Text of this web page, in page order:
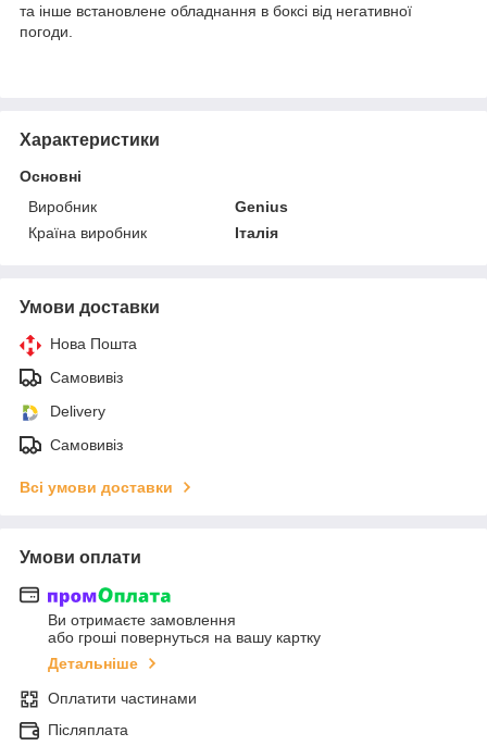
та інше встановлене обладнання в боксі від негативної
погоди.
Характеристики
Основні
Виробник
Genius
Країна виробник
Італія
Умови доставки
Нова Пошта
Самовивіз
Delivery
Самовивіз
Всі умови доставки
Умови оплати
Ви отримаєте замовлення
або гроші повернуться на вашу картку
Детальніше
Оплатити частинами
Післяплата